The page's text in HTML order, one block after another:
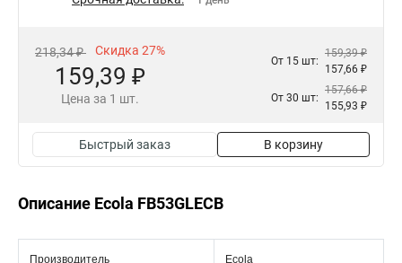
218,34 ₽ Скидка 27%
159,39 ₽
Цена за 1 шт.
От 15 шт:
159,39 ₽
157,66 ₽
От 30 шт:
157,66 ₽
155,93 ₽
Быстрый заказ В корзину
Описание Ecola FB53GLECB
Производитель Ecola